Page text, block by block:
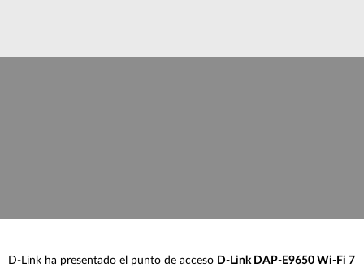
D-Link ha presentado el punto de acceso D-Link DAP-E9650 Wi-Fi 7